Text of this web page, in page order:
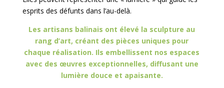
esprits des défunts dans l’au-delà.
Les artisans balinais ont élevé la sculpture au
rang d’art, créant des pièces uniques pour
chaque réalisation. Ils embellissent nos espaces
avec des œuvres exceptionnelles, diffusant une
lumière douce et apaisante.